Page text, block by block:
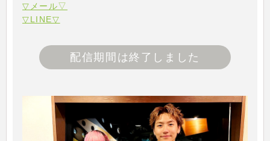
▽メール▽
▽LINE▽
配信期間は終了しました